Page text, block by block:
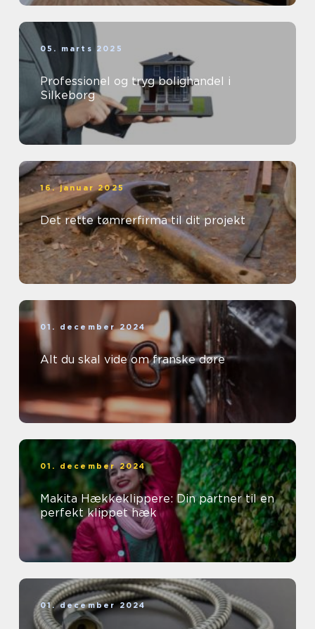
05. marts 2025
Professionel og tryg bolighandel i
Silkeborg
16. januar 2025
Det rette tømrerfirma til dit projekt
01. december 2024
Alt du skal vide om franske døre
01. december 2024
Makita Hækkeklippere: Din partner til en
perfekt klippet hæk
01. december 2024